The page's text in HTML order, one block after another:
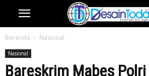
Beranda Nasional
Nasional
Bareskrim Mabes